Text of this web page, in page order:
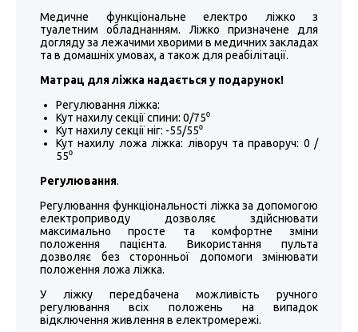
Медичне функціональне електро ліжко з
туалетним обладнанням. Ліжко призначене для
догляду за лежачими хворими в медичних закладах
та в домашніх умовах, а також для реабілітації.
Матрац для ліжка надається у подарунок!
Регулювання ліжка:
Кут нахилу секції спини: 0/75⁰
Кут нахилу секції ніг: -55/55⁰
Кут нахилу ложа ліжка: ліворуч та праворуч: 0 /
55⁰
Регулювання.
Регулювання функціональності ліжка за допомогою
електроприводу дозволяє здійснювати
максимально просте та комфортне зміни
положення пацієнта. Використання пульта
дозволяє без сторонньої допомоги змінювати
положення ложа ліжка.
У ліжку передбачена можливість ручного
регулювання всіх положень на випадок
відключення живлення в електромережі.